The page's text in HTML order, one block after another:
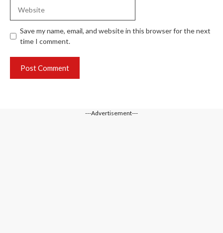
Save my name, email, and website in this browser for the next
time I comment.
---Advertisement---